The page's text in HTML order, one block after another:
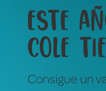
Libros
una